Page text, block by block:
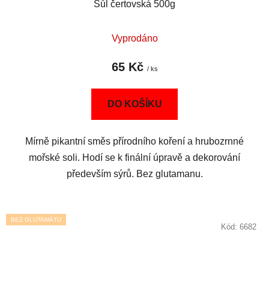
Sůl čertovská 500g
Vyprodáno
65 Kč / ks
DO KOŠÍKU
Mírně pikantní směs přírodního koření a hrubozrnné
mořské soli. Hodí se k finální úpravě a dekorování
především sýrů. Bez glutamanu.
BEZ GLUTAMÁTU
Kód: 6682